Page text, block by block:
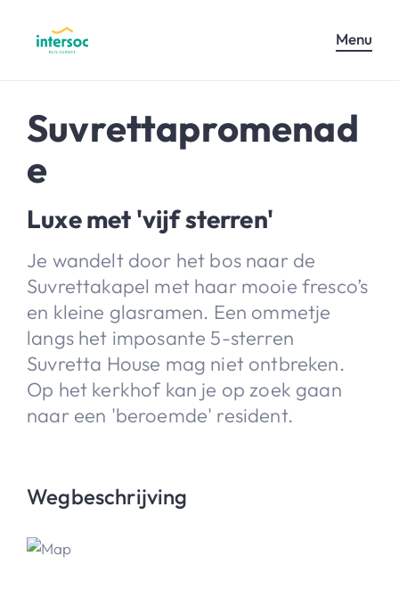
Menu
Suvrettapromenad
e
Luxe met 'vijf sterren'
Je wandelt door het bos naar de
Suvrettakapel met haar mooie fresco’s
en kleine glasramen. Een ommetje
langs het imposante 5-sterren
Suvretta House mag niet ontbreken.
Op het kerkhof kan je op zoek gaan
naar een 'beroemde' resident.
Wegbeschrijving